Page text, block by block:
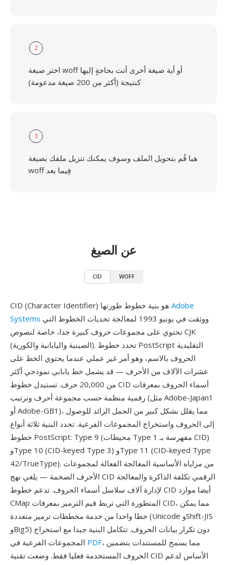
2
اختر صيغة woff أو أية صيغة أخرى أنت بحاجةٍ إليها
كنتيجة (أكثر من 200 صيغة مدعومة)
3
هيا قُم بتحويل الملف وسوف يمكنك تنزيل ملفك بصيغة
woff فِيما بعد
عن الصيغ
CID WOFF
Adobe
Systems
تحتوي على مجموعات حروف كبيرة جدا، خاصة لنصوص CJK
(الصينية واليابانية والكورية). تحدد خطوط PostScript التقليدية
الحروف بالاسم، وهو أمر غير عملي عندما يحتوي الخط على
عشرات الآلاف من الأحرف — قد يشمل خط ياباني نموذجي أكثر
من 20,000 حرف. تستبدل خطوط CID أسماء الحروف بمعرفات
رقمية منظمة حسب مجموعة أحرف وترتيب (مثل Adobe-Japan1
أو Adobe-GB1)، مما يقلل بشكل كبير من الحمل الزائد للوصول
إلى الحروف واستخراج المجموعات الفرعية. تحدد البنية ثلاثة أنواع
خطوط PostScript: Type 9 (محيطات Type 1 مفهرسة بـ CID)
وType 10 (CID-keyed Type 3) وType 11 (CID-keyed Type
42/TrueType). من مزاياه الأساسية المعالجة الفعالة لمجموعات
الأحرف الضخمة — يلغي نهج CID الرقمي تكلفة الذاكرة والمعالجة
لإدارة آلاف سلاسل أسماء الحروف. تدعم خطوط CID أيضا موارد
CMap المتطورة التي تربط قيم الترميز بمعرفات CID، مما يمكن
خطا واحدا من خدمة مخططات ترميز متعددة (Unicode وShift-JIS
وBig5) دون تكرار بيانات الحروف. تتكامل البنية جيدا مع استخراج
PDF، مما يسمح للمستندات بتضمين
الحروف المستخدمة فعليا فقط. وضعت تقنية CID الأساس لدعم